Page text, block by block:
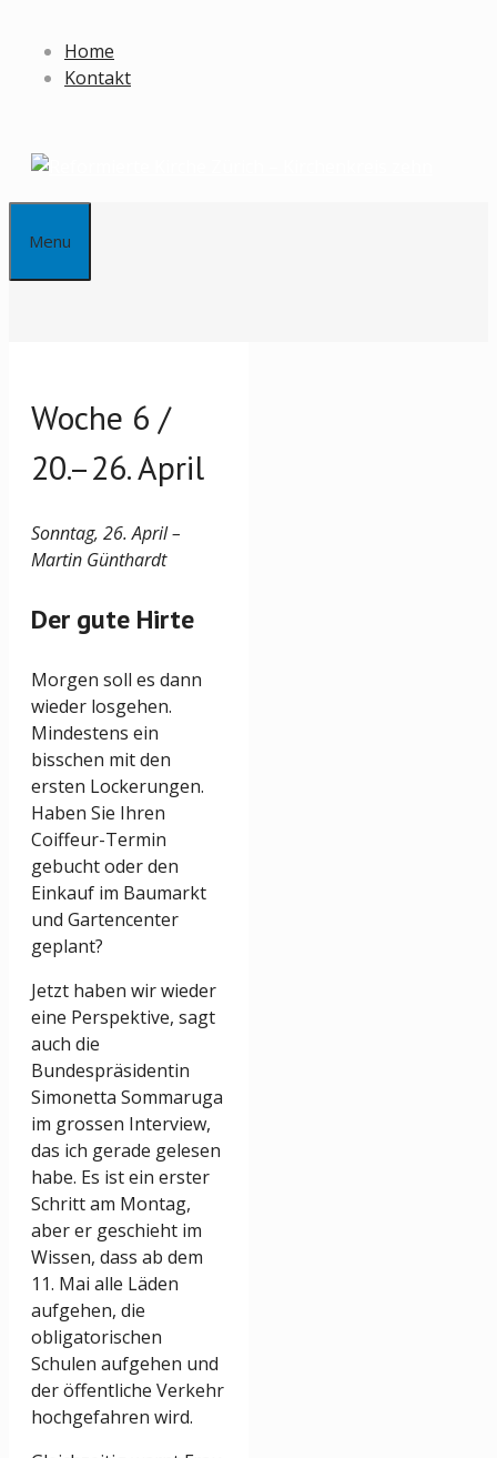
Inhalt
Home
Kontakt
Menu
Woche 6 /
20.–26. April
Sonntag, 26. April –
Martin Günthardt
Der gute Hirte
Morgen soll es dann
wieder losgehen.
Mindestens ein
bisschen mit den
ersten Lockerungen.
Haben Sie Ihren
Coiffeur-Termin
gebucht oder den
Einkauf im Baumarkt
und Gartencenter
geplant?
Jetzt haben wir wieder
eine Perspektive, sagt
auch die
Bundespräsidentin
Simonetta Sommaruga
im grossen Interview,
das ich gerade gelesen
habe. Es ist ein erster
Schritt am Montag,
aber er geschieht im
Wissen, dass ab dem
11. Mai alle Läden
aufgehen, die
obligatorischen
Schulen aufgehen und
der öffentliche Verkehr
hochgefahren wird.